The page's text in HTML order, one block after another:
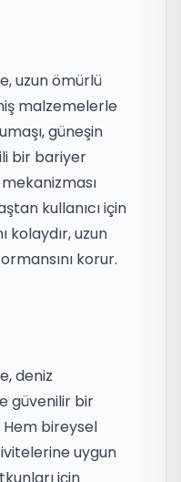
uzun ömürlü
malzemelerle
güneşin
bir bariyer
kullanıcı için
kolaydır, uzun
korur.
deniz
güvenilir bir
Hem bireysel
uygun
için